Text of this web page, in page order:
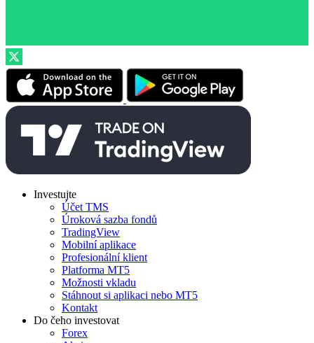
Investujte
Účet TMS
Úroková sazba fondů
TradingView
Mobilní aplikace
Profesionální klient
Platforma MT5
Možnosti vkladu
Stáhnout si aplikaci nebo MT5
Kontakt
Do čeho investovat
Forex